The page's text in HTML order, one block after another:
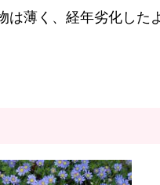
は薄く、経年劣化した